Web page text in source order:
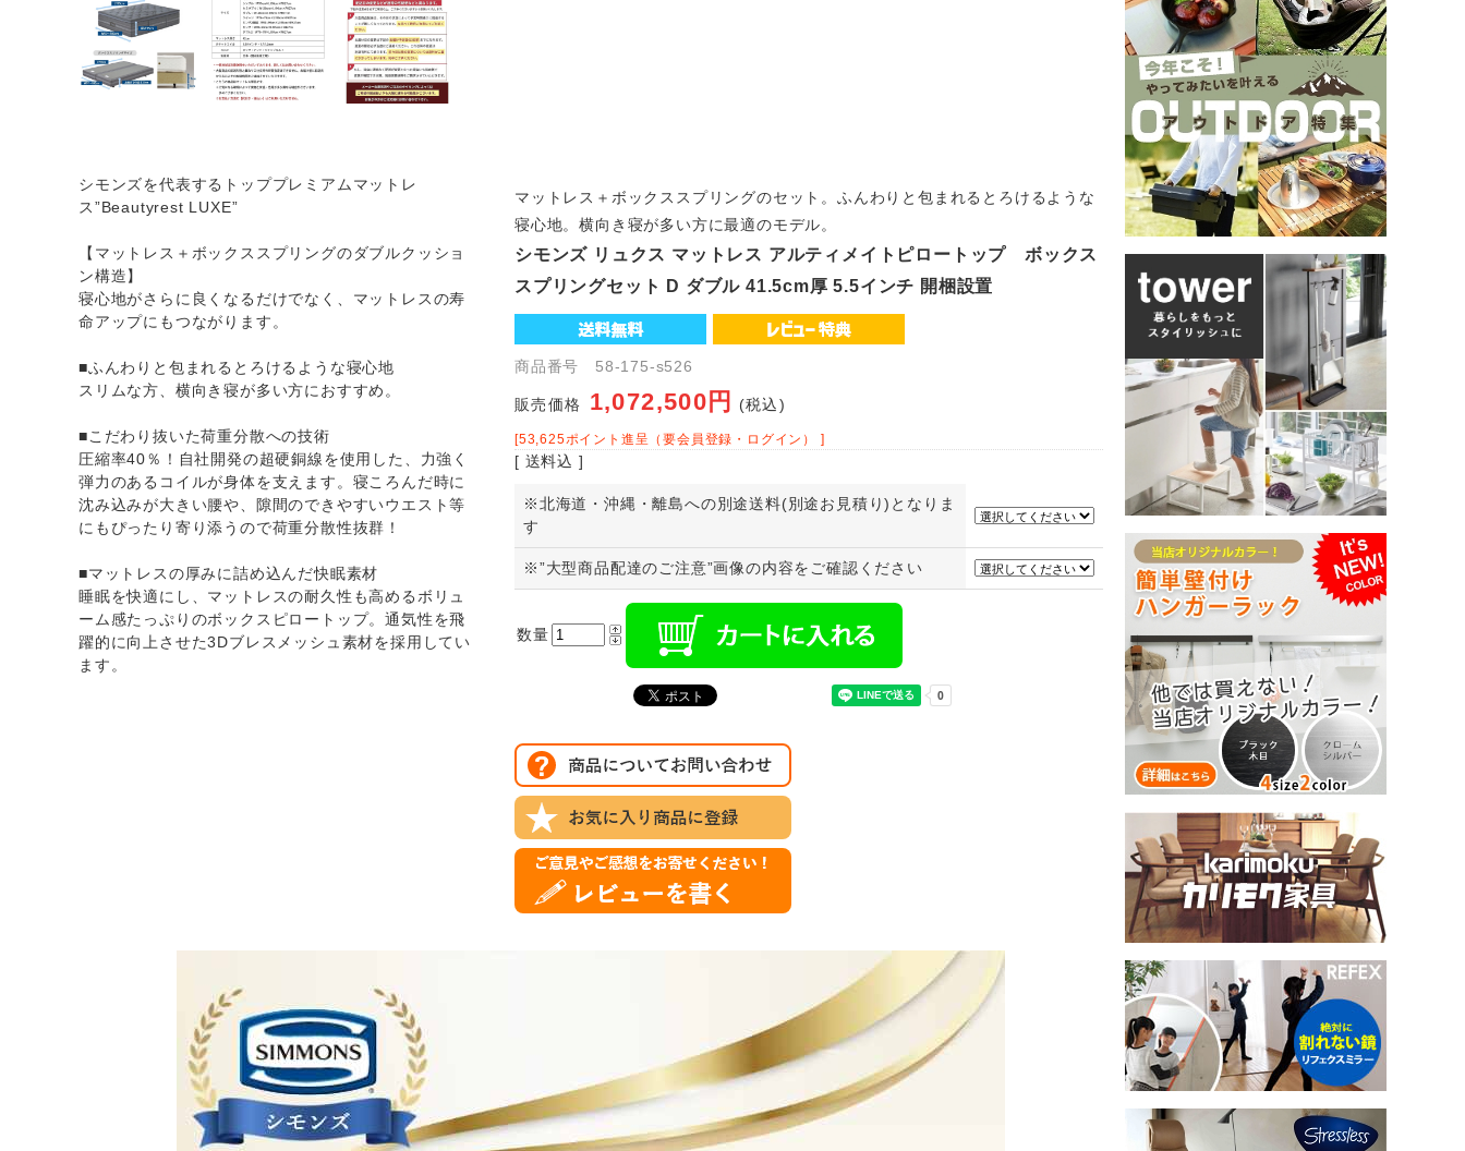
シモンズを代表するトッププレミアムマットレ
ス”Beautyrest LUXE”
【マットレス＋ボックススプリングのダブルクッショ
ン構造】
寝心地がさらに良くなるだけでなく、マットレスの寿
命アップにもつながります。
■ふんわりと包まれるとろけるような寝心地
スリムな方、横向き寝が多い方におすすめ。
■こだわり抜いた荷重分散への技術
圧縮率40％！自社開発の超硬銅線を使用した、力強く
弾力のあるコイルが身体を支えます。寝ころんだ時に
沈み込みが大きい腰や、隙間のできやすいウエスト等
にもぴったり寄り添うので荷重分散性抜群！
■マットレスの厚みに詰め込んだ快眠素材
睡眠を快適にし、マットレスの耐久性も高めるボリュ
ーム感たっぷりのボックスピロートップ。通気性を飛
躍的に向上させた3Dブレスメッシュ素材を採用してい
ます。
マットレス＋ボックススプリングのセット。ふんわりと包まれるとろけるような
寝心地。横向き寝が多い方に最適のモデル。
シモンズ リュクス マットレス アルティメイトピロートップ ボックス
スプリングセット D ダブル 41.5cm厚 5.5インチ 開梱設置
商品番号 58-175-s526
販売価格 1,072,500円 (税込)
[53,625ポイント進呈（要会員登録・ログイン） ]
[ 送料込 ]
※北海道・沖縄・離島への別途送料(別途お見積り)となりま
す
※”大型商品配達のご注意”画像の内容をご確認ください
数量